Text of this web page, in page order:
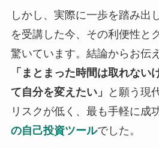
しかし、実際に一歩を踏み出
を受講した今、その利便性と
驚いています。結論からお伝
「まとまった時間は取れない
て自分を変えたい」
と願う現
リスクが低く、最も手軽に成
の自己投資ツールでした。